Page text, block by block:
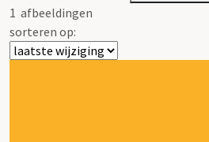
1 afbeeldingen
sorteren op: